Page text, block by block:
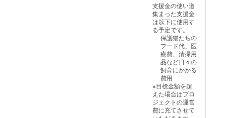
のお気
持ちに
応じた
ご選択
となり
ます。
りがと
うござ
いま
す。 ※
このリ
ターン
は3,000
円／
5,000円
10,000
円のリ
ターン
と内容
定の、
とって
おきの
猫たち
の日常
写真を
厳選！
「あり
がと
気持ち
を、猫
たちの
表情に
支援金の使い道
集まった支援金
は以下に使用す
る予定です。
保護猫たちの
フード代、医
療費、清掃用
品など日々の
飼育にかかる
費用
※目標金額を超
えた場合はプロ
ジェクトの運営
費に充てさせて